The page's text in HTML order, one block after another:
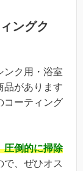
ングク
ンク用・浴室
品があります
コーティング
圧倒的に掃除
で、ぜひオス